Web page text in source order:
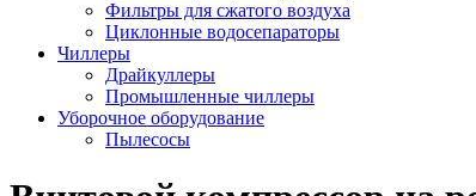
Фильтры для сжатого воздуха
Циклонные водосепараторы
Чиллеры
Драйкуллеры
Промышленные чиллеры
Уборочное оборудование
Пылесосы